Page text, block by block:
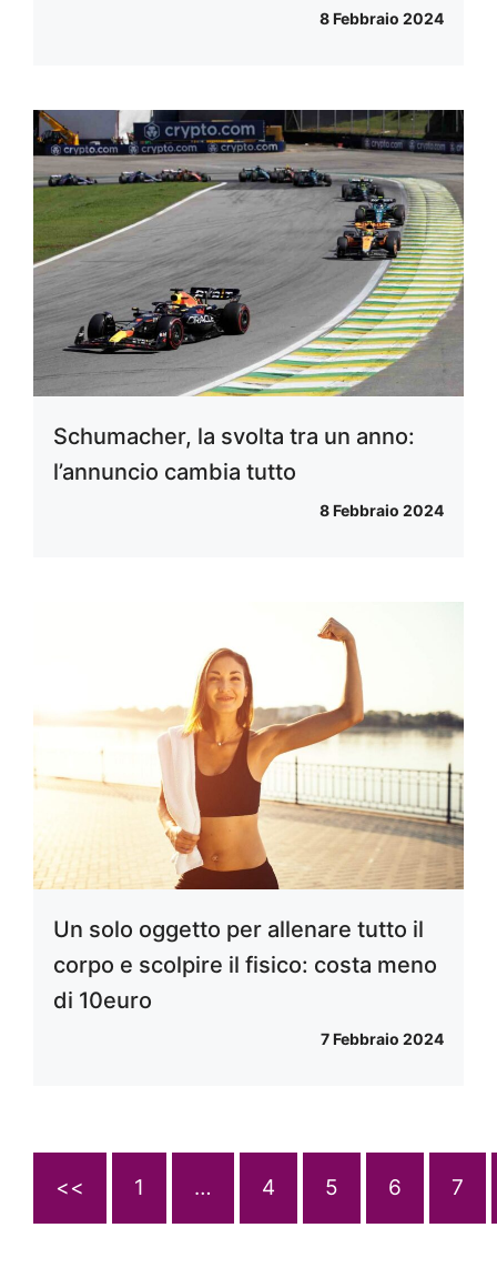
8 Febbraio 2024
Schumacher, la svolta tra un anno:
l’annuncio cambia tutto
8 Febbraio 2024
Un solo oggetto per allenare tutto il
corpo e scolpire il fisico: costa meno
di 10euro
7 Febbraio 2024
<< 1 … 4 5 6 7